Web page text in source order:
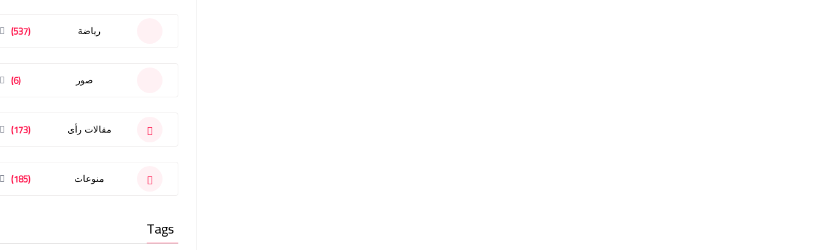
رياضة (537)
صور (6)
مقالات رأى (173)
منوعات (185)
Tags